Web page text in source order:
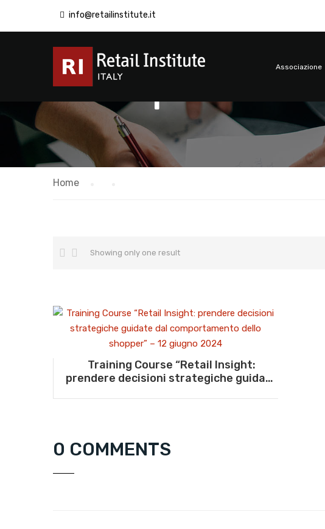
info@retailinstitute.it
Associazione
Home
Showing only one result
Training Course “Retail Insight:
prendere decisioni strategiche guidate
0 COMMENTS